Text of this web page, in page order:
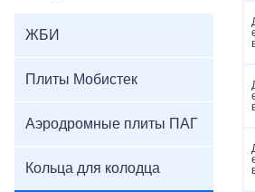
ЖБИ
Плиты Мобистек
Аэродромные плиты ПАГ
Кольца для колодца